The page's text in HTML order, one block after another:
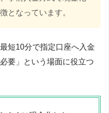
となっています。
短10分で指定口座へ入金
要」という場面に役立つ